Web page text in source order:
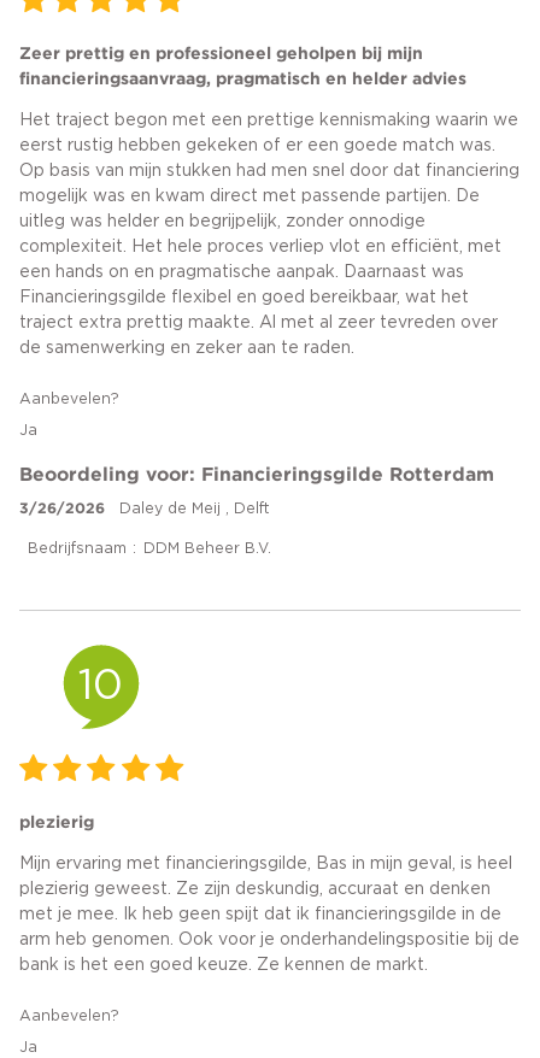
Zeer prettig en professioneel geholpen bij mijn
financieringsaanvraag, pragmatisch en helder advies
Het traject begon met een prettige kennismaking waarin we
eerst rustig hebben gekeken of er een goede match was.
Op basis van mijn stukken had men snel door dat financiering
mogelijk was en kwam direct met passende partijen. De
uitleg was helder en begrijpelijk, zonder onnodige
complexiteit. Het hele proces verliep vlot en efficiënt, met
een hands on en pragmatische aanpak. Daarnaast was
Financieringsgilde flexibel en goed bereikbaar, wat het
traject extra prettig maakte. Al met al zeer tevreden over
de samenwerking en zeker aan te raden.
Aanbevelen?
Ja
Beoordeling voor: Financieringsgilde Rotterdam
3/26/2026 Daley de Meij , Delft
Bedrijfsnaam DDM Beheer B.V.
10
plezierig
Mijn ervaring met financieringsgilde, Bas in mijn geval, is heel
plezierig geweest. Ze zijn deskundig, accuraat en denken
met je mee. Ik heb geen spijt dat ik financieringsgilde in de
arm heb genomen. Ook voor je onderhandelingspositie bij de
bank is het een goed keuze. Ze kennen de markt.
Aanbevelen?
Ja